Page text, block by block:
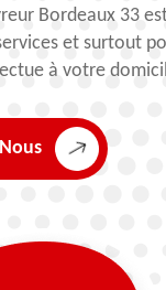
Bordeaux 33
et surtout
à votre